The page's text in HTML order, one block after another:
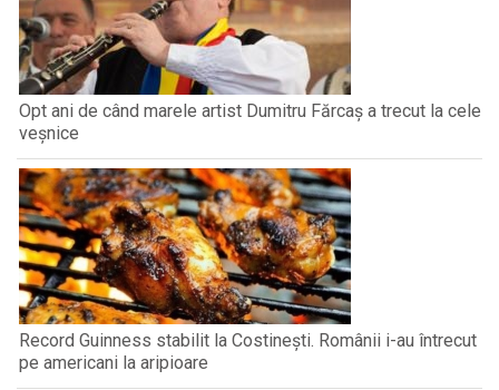
Opt ani de când marele artist Dumitru Fărcaș a trecut la cele
veșnice
Record Guinness stabilit la Costinești. Românii i-au întrecut
pe americani la aripioare